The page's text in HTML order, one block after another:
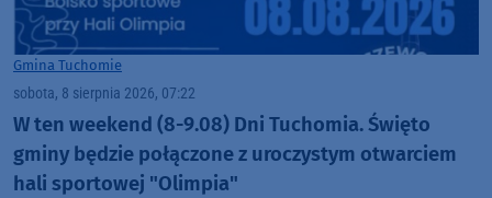
Gmina Tuchomie
sobota, 8 sierpnia 2026, 07:22
W ten weekend (8-9.08) Dni Tuchomia. Święto
gminy będzie połączone z uroczystym otwarciem
hali sportowej "Olimpia"